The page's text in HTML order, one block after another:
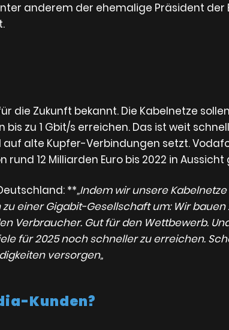
anderem der ehemalige Präsident
die Zukunft bekannt. Die Kabelnetze
zu 1 Gbit/s erreichen. Das ist weit
alte Kupfer-Verbindungen setzt.
12 Milliarden Euro bis 2022 in Aussicht
**„Indem wir unsere
einer Gigabit-Gesellschaft um: Wir
Verbraucher. Gut für den Wettbewerb.
für 2025 noch schneller zu erreichen.
versorgen„
Kunden?